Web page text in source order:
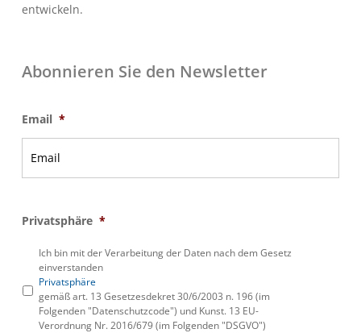
entwickeln.
Abonnieren Sie den Newsletter
Email *
Privatsphäre *
Ich bin mit der Verarbeitung der Daten nach dem Gesetz
einverstanden
Privatsphäre
gemäß art. 13 Gesetzesdekret 30/6/2003 n. 196 (im
Folgenden "Datenschutzcode") und Kunst. 13 EU-
Verordnung Nr. 2016/679 (im Folgenden "DSGVO")